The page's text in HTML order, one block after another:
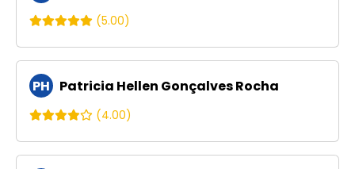
(5.00)
PH Patricia Hellen Gonçalves Rocha
(4.00)